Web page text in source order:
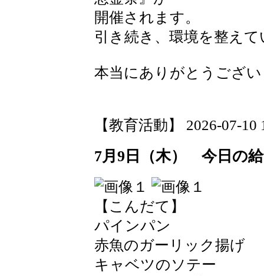
開催されます。
引き続き、環境を整え
本当にありがとうござ
【教育活動】 2026-07-10
7月9日（木） 今日の
【こんだて】
パインパン
赤魚のガーリック揚げ
キャベツのソテー